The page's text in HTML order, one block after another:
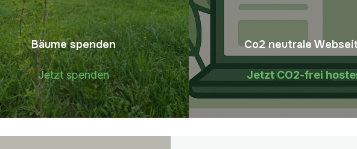
Bäume spenden
Jetztspenden
Co2 neutrale
Jetzt CO2-frei